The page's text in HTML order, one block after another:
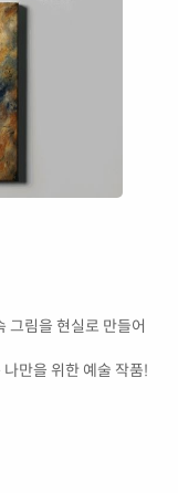
그림을 현실로 만들어
만을 위한 예술 작품!